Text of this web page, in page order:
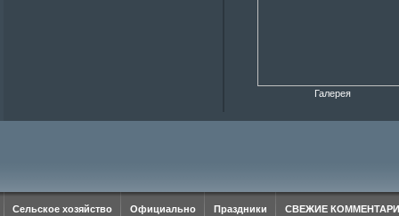
Галерея
Сельское хозяйство Официально Праздники СВЕЖИЕ